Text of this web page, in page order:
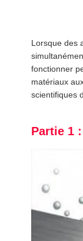
Lorsque des
fonctionner
matériaux
scientifiques
Partie 1